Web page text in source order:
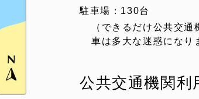
駐車場：130台
（できるだけ公共交
車は多大な迷惑になり
公共交通機関利